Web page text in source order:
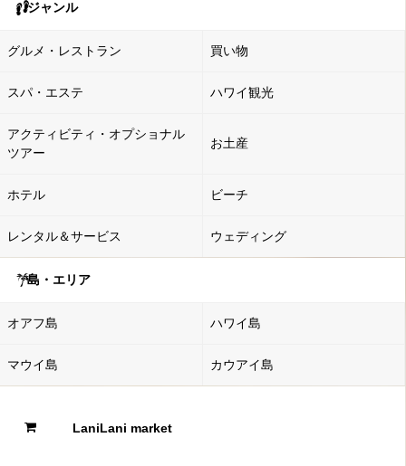
ジャンル
グルメ・レストラン 買い物
スパ・エステ ハワイ観光
アクティビティ・オプショナル
ツアー
お土産
ホテル ビーチ
レンタル＆サービス ウェディング
島・エリア
オアフ島 ハワイ島
マウイ島 カウアイ島
LaniLani market